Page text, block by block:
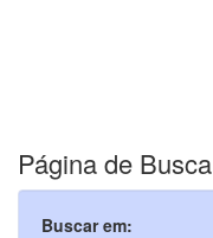
Página de Busca
Buscar em: